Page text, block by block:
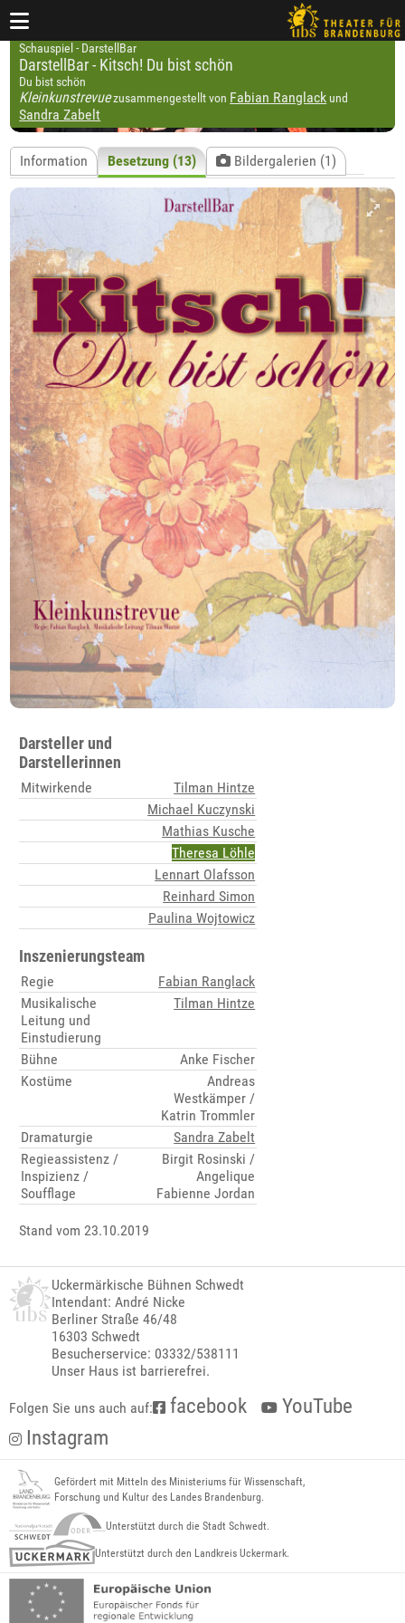
Schauspiel - DarstellBar
DarstellBar - Kitsch! Du bist schön
Du bist schön
Kleinkunstrevuezusammengestellt von Fabian Ranglackund
Sandra Zabelt
Information Besetzung (13) Bildergalerien (1)
Darsteller und
Darstellerinnen
Mitwirkende
Tilman Hintze
Michael Kuczynski
Mathias Kusche
Theresa Löhle
Lennart Olafsson
Reinhard Simon
Paulina Wojtowicz
Inszenierungsteam
Regie
Fabian Ranglack
Musikalische
Leitung und
Einstudierung
Tilman Hintze
Bühne
Anke Fischer
Kostüme
Andreas
Westkämper /
Katrin Trommler
Dramaturgie
Sandra Zabelt
Regieassistenz /
Inspizienz /
Soufflage
Birgit Rosinski /
Angelique
Fabienne Jordan
Stand vom 23.10.2019
Uckermärkische Bühnen Schwedt
Intendant: André Nicke
Berliner Straße 46/48
16303 Schwedt
Besucherservice: 03332/538111
Unser Haus ist barrierefrei.
Folgen Sie uns auch auf: facebook
YouTube
Instagram
Gefördert mit Mitteln des Ministeriums für Wissenschaft,
Forschung und Kultur des Landes Brandenburg.
Unterstützt durch die Stadt Schwedt.
Unterstützt durch den Landkreis Uckermark.